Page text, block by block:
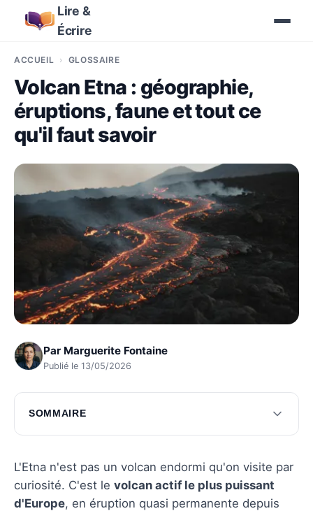
Lire &
Écrire
ACCUEIL GLOSSAIRE
Volcan Etna : géographie,
éruptions, faune et tout ce
qu'il faut savoir
Par Marguerite Fontaine
Publié le 13/05/2026
SOMMAIRE
La dynamique volcanique de l'etna
Les répercussions écologiques des éruptions
Questions fréquentes
L'Etna n'est pas un volcan endormi qu'on visite par
curiosité. C'est le volcan actif le plus puissant
d'Europe, en éruption quasi permanente depuis